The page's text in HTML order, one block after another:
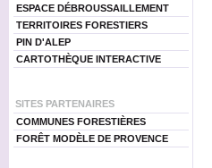
ESPACE DÉBROUSSAILLEMENT
TERRITOIRES FORESTIERS
PIN D'ALEP
CARTOTHÈQUE INTERACTIVE
SITES PARTENAIRES
COMMUNES FORESTIÈRES
FORÊT MODÈLE DE PROVENCE